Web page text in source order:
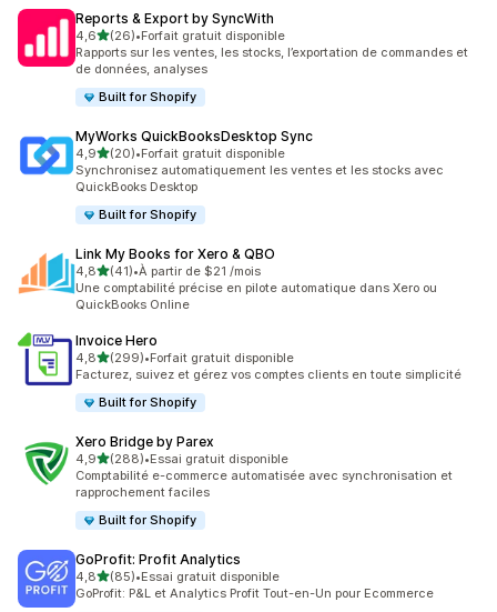
Reports & Export by SyncWith
4,6étoile(s) sur 5
(26)
26 avis au total
•Forfait gratuit disponible
Rapports sur les ventes, les stocks, l’exportation de commandes et
de données, analyses
Built for Shopify
MyWorks QuickBooksDesktop Sync
4,9étoile(s) sur 5
(20)
20 avis au total
•Forfait gratuit disponible
Synchronisez automatiquement les ventes et les stocks avec
QuickBooks Desktop
Built for Shopify
Link My Books for Xero & QBO
4,8étoile(s) sur 5
(41)
41 avis au total
•À partir de $21 /mois
Une comptabilité précise en pilote automatique dans Xero ou
QuickBooks Online
Invoice Hero
4,8étoile(s) sur 5
(299)
299 avis au total
•Forfait gratuit disponible
Facturez, suivez et gérez vos comptes clients en toute simplicité
Built for Shopify
Xero Bridge by Parex
4,9étoile(s) sur 5
(288)
288 avis au total
•Essai gratuit disponible
Comptabilité e-commerce automatisée avec synchronisation et
rapprochement faciles
Built for Shopify
GoProfit: Profit Analytics
4,8étoile(s) sur 5
(85)
85 avis au total
•Essai gratuit disponible
GoProfit: P&L et Analytics Profit Tout-en-Un pour Ecommerce